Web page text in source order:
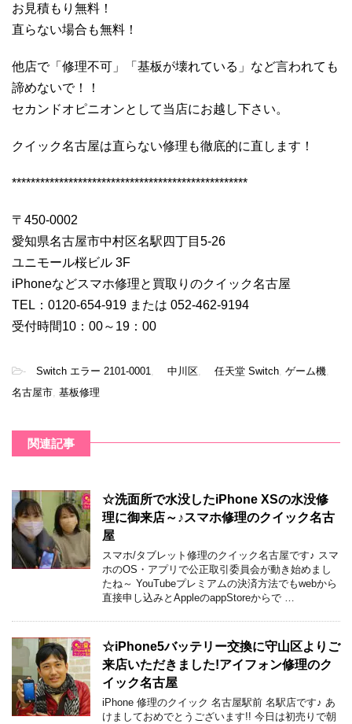
お見積もり無料！
直らない場合も無料！
他店で「修理不可」「基板が壊れている」など言われても
諦めないで！！
セカンドオピニオンとして当店にお越し下さい。
クイック名古屋は直らない修理も徹底的に直します！
**************************************************
〒450-0002
愛知県名古屋市中村区名駅四丁目5-26
ユニモール桜ビル 3F
iPhoneなどスマホ修理と買取りのクイック名古屋
TEL：0120-654-919 または 052-462-9194
受付時間10：00～19：00
- Switch エラー 2101-0001, 中川区, 任天堂 Switch, ゲーム機,
名古屋市, 基板修理
関連記事
☆洗面所で水没したiPhone XSの水没修
理に御来店～♪スマホ修理のクイック名古
屋
スマホ/タブレット修理のクイック名古屋です♪ スマ
ホのOS・アプリで公正取引委員会が動き始めまし
たね～ YouTubeプレミアムの決済方法でもwebから
直接申し込みとAppleのappStoreからで …
☆iPhone5バッテリー交換に守山区よりご
来店いただきました!アイフォン修理のク
イック名古屋
iPhone 修理のクイック 名古屋駅前 名駅店です♪ あ
けましておめでとうございます!! 今日は初売りで朝